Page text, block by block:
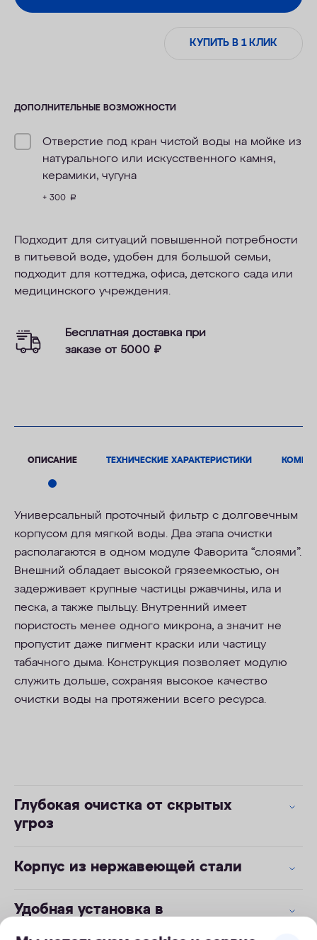
КУПИТЬ В 1 КЛИК
ДОПОЛНИТЕЛЬНЫЕ ВОЗМОЖНОСТИ
Отверстие под кран чистой воды на мойке из
натурального или искусственного камня,
керамики, чугуна
+ 300 руб.
Подходит для ситуаций повышенной потребности
в питьевой воде, удобен для большой семьи,
подходит для коттеджа, офиса, детского сада или
медицинского учреждения.
Бесплатная доставка при
заказе от 5000 ₽
ОПИСАНИЕ ТЕХНИЧЕСКИЕ ХАРАКТЕРИСТИКИ
Универсальный проточный фильтр с долговечным
корпусом для мягкой воды. Два этапа очистки
располагаются в одном модуле Фаворита “слоями”.
Внешний обладает высокой грязеемкостью, он
задерживает крупные частицы ржавчины, ила и
песка, а также пыльцу. Внутренний имеет
пористость менее одного микрона, а значит не
пропустит даже пигмент краски или частицу
табачного дыма. Конструкция позволяет модулю
служить дольше, сохраняя высокое качество
очистки воды на протяжении всего ресурса.
Глубокая очистка от скрытых
угроз
Корпус из нержавеющей стали
Удобная установка в